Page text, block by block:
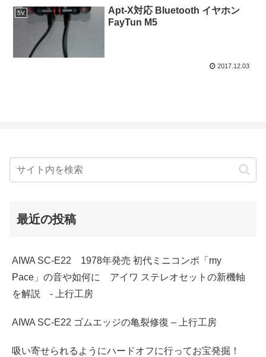
5V
Apt-X対応 Bluetooth イヤホン
FayTun M5
2017.12.03
最近の投稿
AIWA SC-E22 1978年発売 初代ミニコンポ「my
Pace」の音や如何に アイワ ステレオセットの新機軸
を解説 - 上行工房
AIWA SC-E22 ゴムエッジの亀裂修復 – 上行工房
吸い寄せられるようにハードオフに行ってお宝発掘！